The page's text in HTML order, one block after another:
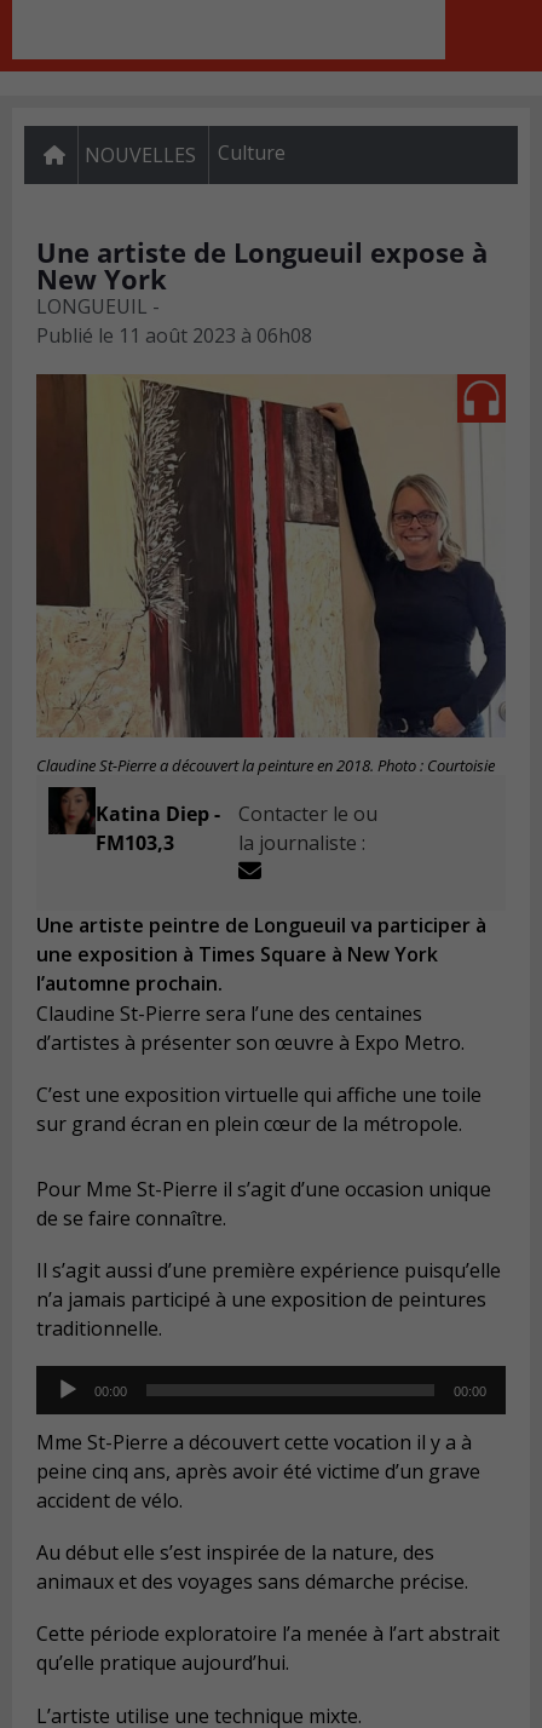
NOUVELLES Culture
Une artiste de Longueuil expose à
New York
LONGUEUIL -
Publié le 11 août 2023 à 06h08
Claudine St-Pierre a découvert la peinture en 2018. Photo : Courtoisie
Katina Diep -
FM103,3
Contacter le ou
la journaliste :
Une artiste peintre de Longueuil va participer à
une exposition à Times Square à New York
l’automne prochain.
Claudine St-Pierre sera l’une des centaines
d’artistes à présenter son œuvre à Expo Metro.
C’est une exposition virtuelle qui affiche une toile
sur grand écran en plein cœur de la métropole.
Pour Mme St-Pierre il s’agit d’une occasion unique
de se faire connaître.
Il s’agit aussi d’une première expérience puisqu’elle
n’a jamais participé à une exposition de peintures
traditionnelle.
Audio
Player
00:00 00:00
Mme St-Pierre a découvert cette vocation il y a à
peine cinq ans, après avoir été victime d’un grave
accident de vélo.
Au début elle s’est inspirée de la nature, des
animaux et des voyages sans démarche précise.
Cette période exploratoire l’a menée à l’art abstrait
qu’elle pratique aujourd’hui.
L’artiste utilise une technique mixte.